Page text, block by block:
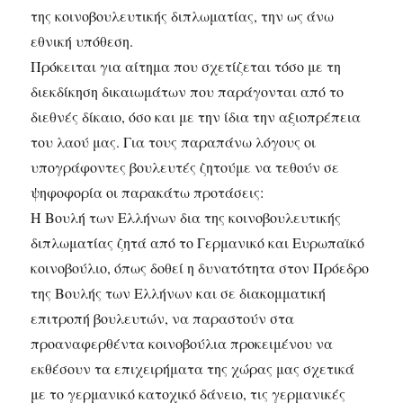
της κοινοβουλευτικής διπλωματίας, την ως άνω
εθνική υπόθεση.
Πρόκειται για αίτημα που σχετίζεται τόσο με τη
διεκδίκηση δικαιωμάτων που παράγονται από το
διεθνές δίκαιο, όσο και με την ίδια την αξιοπρέπεια
του λαού μας. Για τους παραπάνω λόγους οι
υπογράφοντες βουλευτές ζητούμε να τεθούν σε
ψηφοφορία οι παρακάτω προτάσεις:
Η Βουλή των Ελλήνων δια της κοινοβουλευτικής
διπλωματίας ζητά από το Γερμανικό και Ευρωπαϊκό
κοινοβούλιο, όπως δοθεί η δυνατότητα στον Πρόεδρο
της Βουλής των Ελλήνων και σε διακομματική
επιτροπή βουλευτών, να παραστούν στα
προαναφερθέντα κοινοβούλια προκειμένου να
εκθέσουν τα επιχειρήματα της χώρας μας σχετικά
με το γερμανικό κατοχικό δάνειο, τις γερμανικές